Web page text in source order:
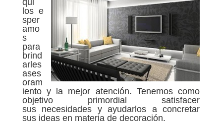
qui
los e
sper
amo
s
para
brind
arles
ases
oram
iento y la mejor atención. Tenemos como
objetivo primordial satisfacer
sus necesidades y ayudarlos a concretar
sus ideas en materia de decoración.